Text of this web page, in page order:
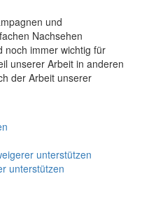
und
Nachsehen
noch immer wichtig für
unserer Arbeit in anderen
der Arbeit unserer
unterstützen
unterstützen